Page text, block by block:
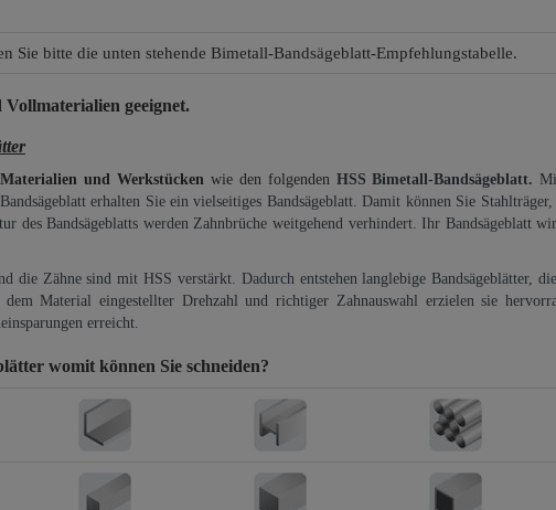
Sie bitte die unten stehende Bimetall-Bandsägeblatt-Empfehlungstabelle.
geeignet.
und Werkstücken wie den folgenden HSS Bimetall-Bandsägeblatt.
erhalten Sie ein vielseitiges Bandsägeblatt. Damit können Sie Stahlträger,
des Bandsägeblatts werden Zahnbrüche weitgehend verhindert. Ihr Bandsägeblatt
die Zähne sind mit HSS verstärkt. Dadurch entstehen langlebige Bandsägeblätter,
Material eingestellter Drehzahl und richtiger Zahnauswahl erzielen sie
erreicht.
womit können Sie schneiden?